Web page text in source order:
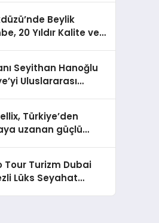
Industrial City”
Hayata Geçirecek
Beylik
20 Yıldır Kalite ve
Seyithan Hanoğlu
Uluslararası
Türkiye’den
uzanan güçlü
Tour Turizm Dubai
Lüks Seyahat